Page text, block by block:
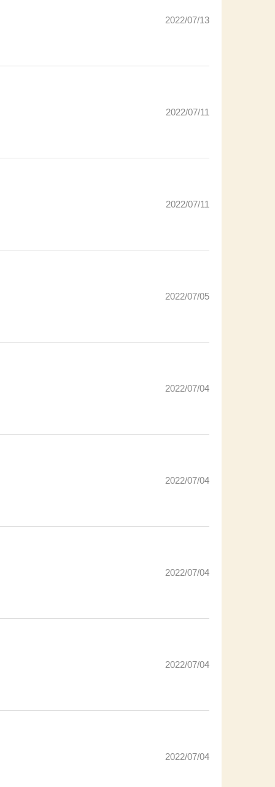
2022/07/13
2022/07/11
2022/07/11
2022/07/05
2022/07/04
2022/07/04
2022/07/04
2022/07/04
2022/07/04